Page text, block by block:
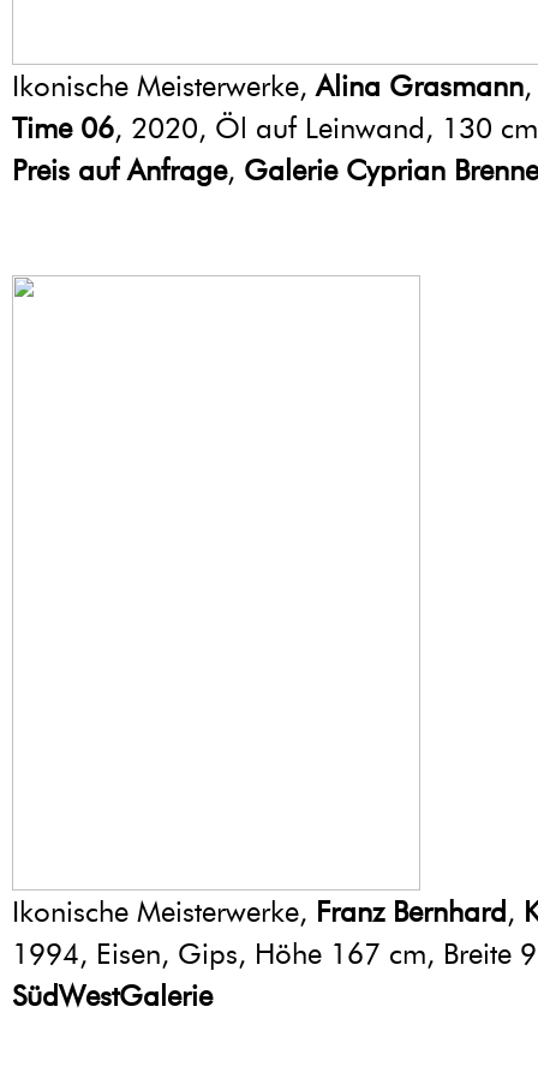
Ikonische Meisterwerke,Alina Grasmann
Time 06, 2020, Öl auf Leinwand, 130
Preis auf Anfrage, Galerie Cyprian
Ikonische Meisterwerke, Franz Bernhard ,
1994, Eisen, Gips, Höhe 167 cm, Breite
SüdWestGalerie